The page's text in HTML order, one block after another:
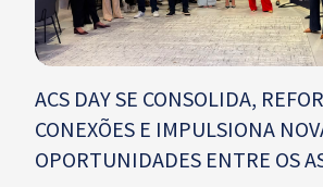
ACS DAY SE CONSOLIDA,
CONEXÕES E IMPULSIONA
OPORTUNIDADES ENTRE OS